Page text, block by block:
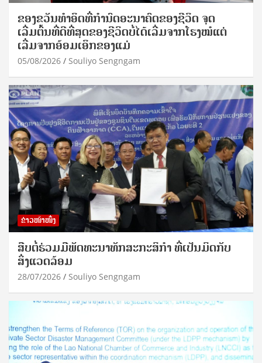
ຂອງຂວັນທໍາອິດທີ່ກໍານົດອະນາຄົດຂອງຊີວິດ ຈຸດ
ເລີ່ມຕົ້ນທີ່ດີທີ່ສຸດຂອງຊີວິດບໍ່ໄດ້ເລີ່ມຈາກໂຮງໝໍແຕ່
ເລີ່ມຈາກອ້ອມເອິກຂອງແມ່
05/08/2026 Souliyo Sengngam
ຂ່າວໜ້າໜຶ່ງ
ສືບຕໍ່ຮ່ວມມືພັດທະນາທັກສະກະສິກຳ ທີ່ເປັນມິດກັບ
ສິ່ງແວດລ້ອມ
28/07/2026 Souliyo Sengngam